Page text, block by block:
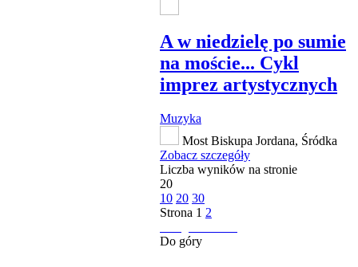
A w niedzielę po sumie
na moście... Cykl
imprez artystycznych
Muzyka
Most Biskupa Jordana, Śródka
Zobacz szczegóły
Liczba wyników na stronie
20
10 20 30
Strona 1 2
Do góry